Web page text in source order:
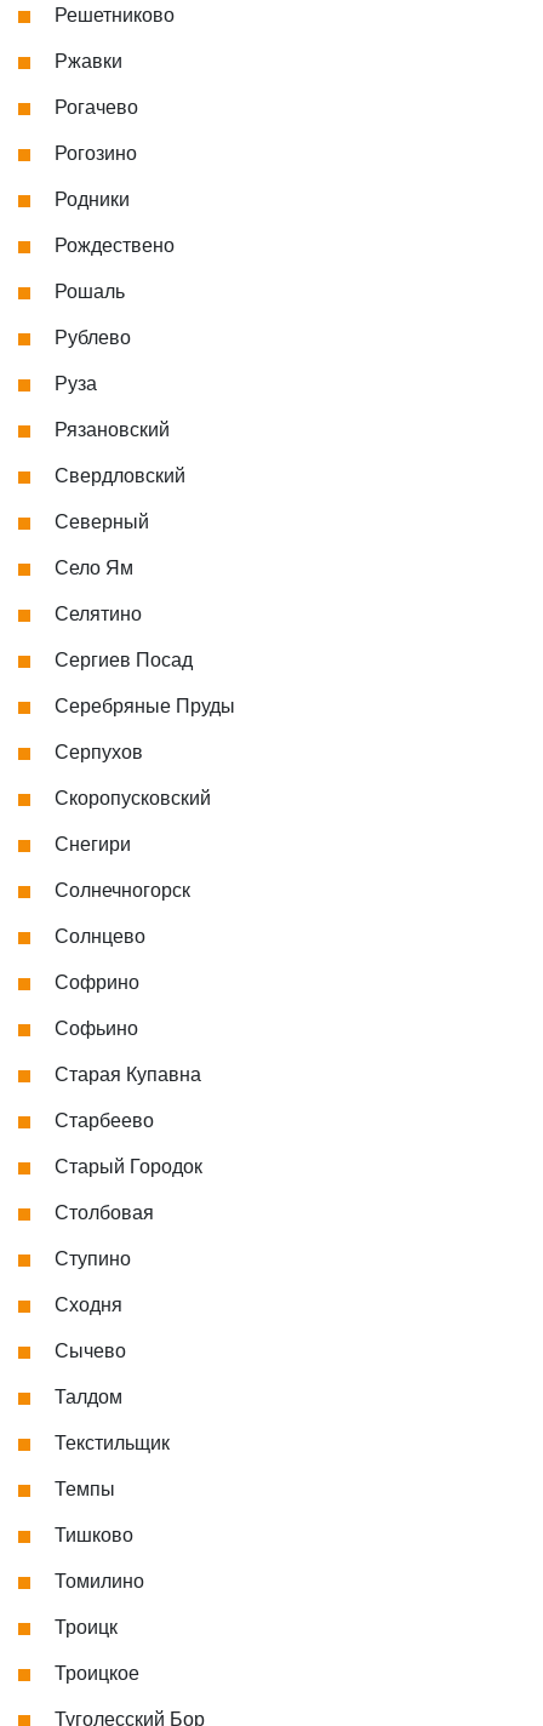
Решетниково
Ржавки
Рогачево
Рогозино
Родники
Рождествено
Рошаль
Рублево
Руза
Рязановский
Свердловский
Северный
Село Ям
Селятино
Сергиев Посад
Серебряные Пруды
Серпухов
Скоропусковский
Снегири
Солнечногорск
Солнцево
Софрино
Софьино
Старая Купавна
Старбеево
Старый Городок
Столбовая
Ступино
Сходня
Сычево
Талдом
Текстильщик
Темпы
Тишково
Томилино
Троицк
Троицкое
Туголесский Бор